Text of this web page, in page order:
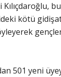
kötü
501 yeni